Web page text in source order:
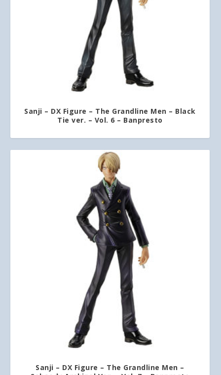
Sanji – DX Figure – The Grandline Men – Black
Tie ver. – Vol. 6 – Banpresto
Sanji – DX Figure – The Grandline Men –